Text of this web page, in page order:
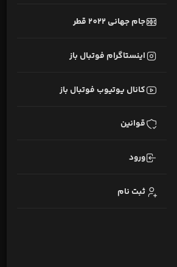
جام جهانی 2022 قطر
اینستاگرام فوتبال باز
کانال یوتیوب فوتبال باز
قوانین
ورود
ثبت نام